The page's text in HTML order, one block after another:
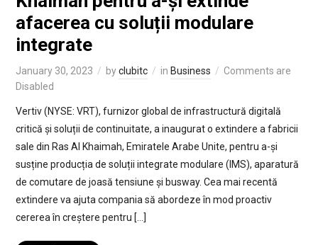
afacerea cu soluții modulare
integrate
January 30, 2023 byclubitc in Business
Comments are
Disabled
Vertiv (NYSE: VRT), furnizor global de infrastructură digitală
critică și soluții de continuitate, a inaugurat o extindere a fabricii
sale din Ras Al Khaimah, Emiratele Arabe Unite, pentru a-și
susține producția de soluții integrate modulare (IMS), aparatură
de comutare de joasă tensiune și busway. Cea mai recentă
extindere va ajuta compania să abordeze în mod proactiv
cererea în creștere pentru […]